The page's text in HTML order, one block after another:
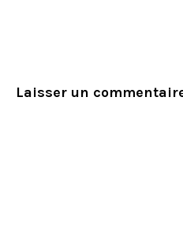
Laisser un